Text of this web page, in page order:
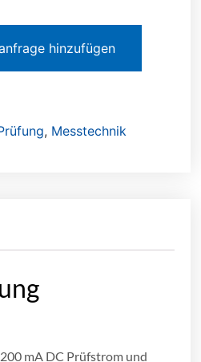
hinzufügen
, Messtechnik
mA DC Prüfstrom und